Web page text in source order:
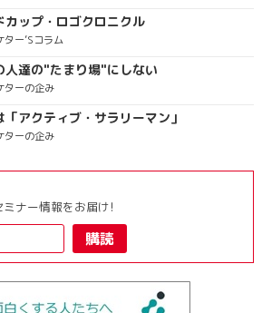
カップ・ロゴクロニクル
ター’Sコラム
人達の"たまり場"にしない
ターの企み
アクティブ・サラリーマン」
ターの企み
ナー情報をお届け!